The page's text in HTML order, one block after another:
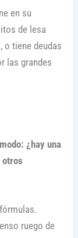
en su
de lesa
o tiene deudas
las grandes
¿hay una
otros
ruego de